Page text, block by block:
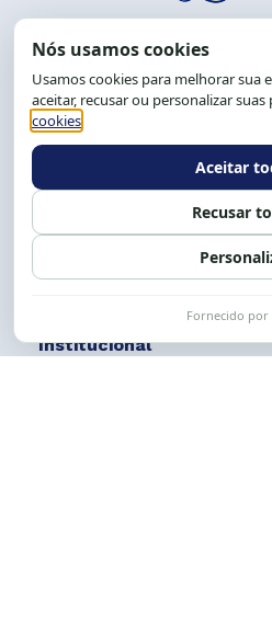
End.: R. da Graça,
CEP: 40.150-
Salvador-BA,
Tel.: (71) 2104-5457, Cel.:
Expediente: 8h às
Siga nossas redes
Institucional